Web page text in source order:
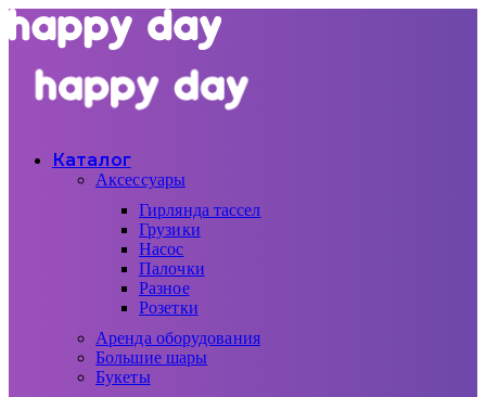
Каталог
Аксессуары
Гирлянда тассел
Грузики
Насос
Палочки
Разное
Розетки
Аренда оборудования
Большие шары
Букеты